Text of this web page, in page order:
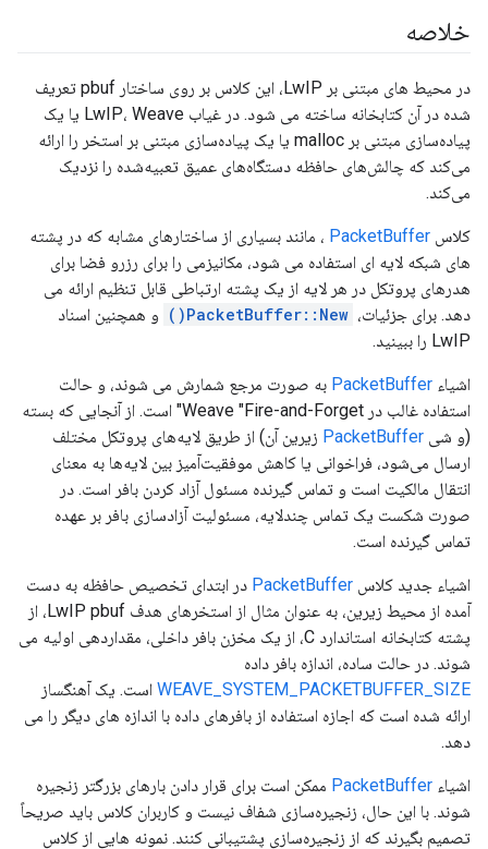
خلاصه
در محیط های مبتنی بر LwIP، این کلاس بر روی ساختار pbuf تعریف
شده در آن کتابخانه ساخته می شود. در غیاب LwIP، Weave یا یک
پیاده‌سازی مبتنی بر malloc یا یک پیاده‌سازی مبتنی بر استخر را ارائه
می‌کند که چالش‌های حافظه دستگاه‌های عمیق تعبیه‌شده را نزدیک
می‌کند.
کلاس PacketBuffer ، مانند بسیاری از ساختارهای مشابه که در پشته
های شبکه لایه ای استفاده می شود، مکانیزمی را برای رزرو فضا برای
هدرهای پروتکل در هر لایه از یک پشته ارتباطی قابل تنظیم ارائه می
دهد. برای جزئیات، PacketBuffer::New()
و همچنین اسناد
LwIP را ببینید.
اشیاء PacketBuffer به صورت مرجع شمارش می شوند، و حالت
استفاده غالب در Weave "Fire-and-Forget" است. از آنجایی که بسته
(و شی PacketBuffer زیرین آن) از طریق لایه‌های پروتکل مختلف
ارسال می‌شود، فراخوانی یا کاهش موفقیت‌آمیز بین لایه‌ها به معنای
انتقال مالکیت است و تماس گیرنده مسئول آزاد کردن بافر است. در
صورت شکست یک تماس چندلایه، مسئولیت آزادسازی بافر بر عهده
تماس گیرنده است.
اشیاء جدید کلاس PacketBuffer در ابتدای تخصیص حافظه به دست
آمده از محیط زیرین، به عنوان مثال از استخرهای هدف LwIP pbuf، از
پشته کتابخانه استاندارد C، از یک مخزن بافر داخلی، مقداردهی اولیه می
شوند. در حالت ساده، اندازه بافر داده
WEAVE_SYSTEM_PACKETBUFFER_SIZE است. یک آهنگساز
ارائه شده است که اجازه استفاده از بافرهای داده با اندازه های دیگر را می
دهد.
اشیاء PacketBuffer ممکن است برای قرار دادن بارهای بزرگتر زنجیره
شوند. با این حال، زنجیره‌سازی شفاف نیست و کاربران کلاس باید صریحاً
تصمیم بگیرند که از زنجیره‌سازی پشتیبانی کنند. نمونه هایی از کلاس